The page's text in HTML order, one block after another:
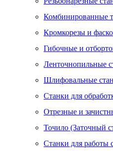
Комбинированные
Кромкорезы и
Гибочные и
Ленточнопильные
Шлифовальные
Станки для
Отрезные и
Точило (Заточный
Станки для работы